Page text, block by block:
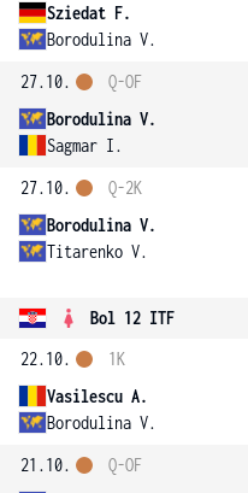
Sziedat F.
Borodulina V.
27.10.
Borodulina V.
Sagmar I.
Q-OF
27.10.
Borodulina V.
Titarenko V.
Q-2K
Bol 12 ITF
22.10.
Vasilescu A.
Borodulina V.
1K
21.10.
Q-OF